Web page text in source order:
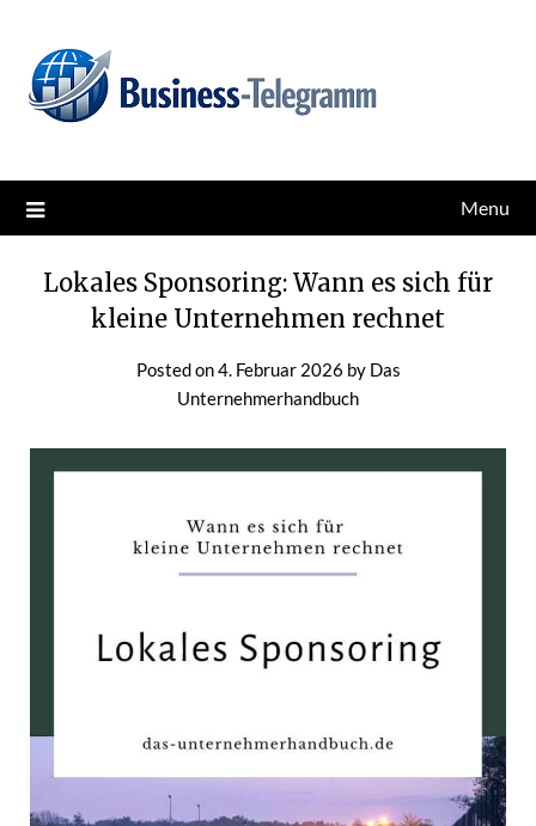
content
Business-Telegramm
Menu
Lokales Sponsoring: Wann es sich für
kleine Unternehmen rechnet
Posted on4. Februar 2026 by Das
Unternehmerhandbuch